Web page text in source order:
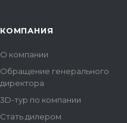
КОМПАНИЯ
О компании
Обращение генерального
директора
3D-тур по компании
Стать дилером